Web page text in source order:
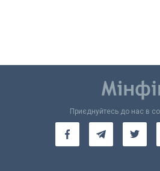
Приєднуйтесь до нас в